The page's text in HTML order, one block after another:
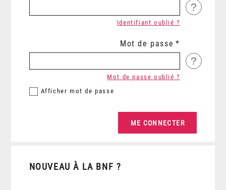
?
Identifiant oublié ?
Mot de passe
?
Afficher mot de passe
Mot de passe oublié ?
NOUVEAU À LA BNF ?